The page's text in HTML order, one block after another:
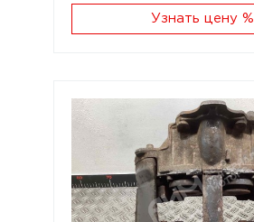
Узнать цену %